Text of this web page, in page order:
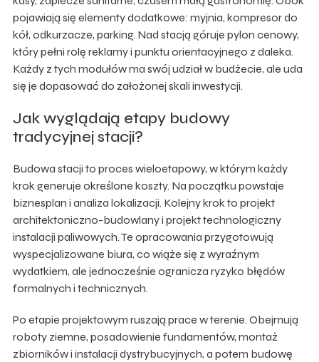
pojawiają się elementy dodatkowe: myjnia, kompresor do
kół, odkurzacze, parking. Nad stacją góruje pylon cenowy,
który pełni rolę reklamy i punktu orientacyjnego z daleka.
Każdy z tych modułów ma swój udział w budżecie, ale uda
się je dopasować do założonej skali inwestycji.
Jak wyglądają etapy budowy
tradycyjnej stacji?
Budowa stacji to proces wieloetapowy, w którym każdy
krok generuje określone koszty. Na początku powstaje
biznesplan i analiza lokalizacji. Kolejny krok to projekt
architektoniczno-budowlany i projekt technologiczny
instalacji paliwowych. Te opracowania przygotowują
wyspecjalizowane biura, co wiąże się z wyraźnym
wydatkiem, ale jednocześnie ogranicza ryzyko błędów
formalnych i technicznych.
Po etapie projektowym ruszają prace w terenie. Obejmują
roboty ziemne, posadowienie fundamentów, montaż
zbiorników i instalacji dystrybucyjnych, a potem budowę